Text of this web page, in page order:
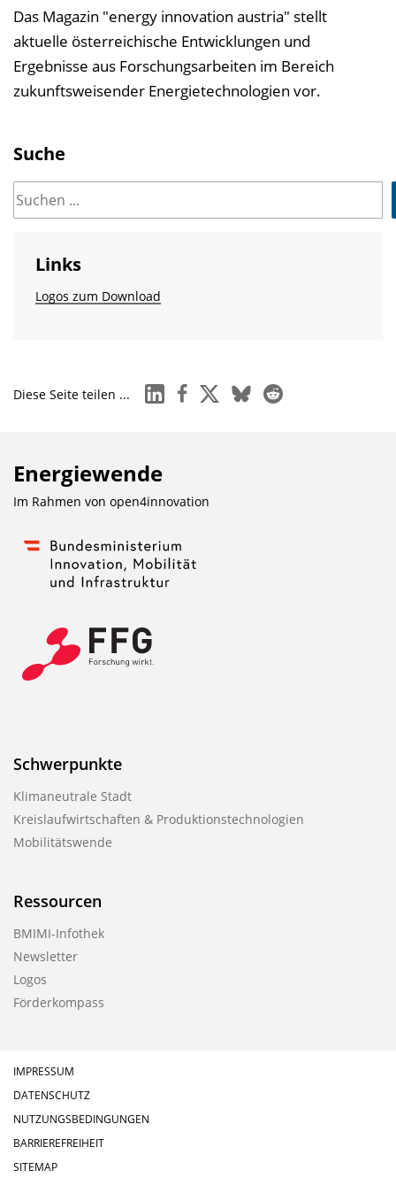
Das Magazin "energy innovation austria" stellt
aktuelle österreichische Entwicklungen und
Ergebnisse aus Forschungsarbeiten im Bereich
zukunftsweisender Energietechnologien vor.
Suche
Links
Logos zum Download
Diese Seite teilen ... linkedinfacebook
x blueskyreddit
Energiewende
Im Rahmen von open4innovation
Schwerpunkte
Klimaneutrale Stadt
Kreislaufwirtschaften & Produktionstechnologien
Mobilitätswende
Ressourcen
BMIMI-Infothek
Newsletter
Logos
Förderkompass
IMPRESSUM
DATENSCHUTZ
NUTZUNGSBEDINGUNGEN
BARRIEREFREIHEIT
SITEMAP